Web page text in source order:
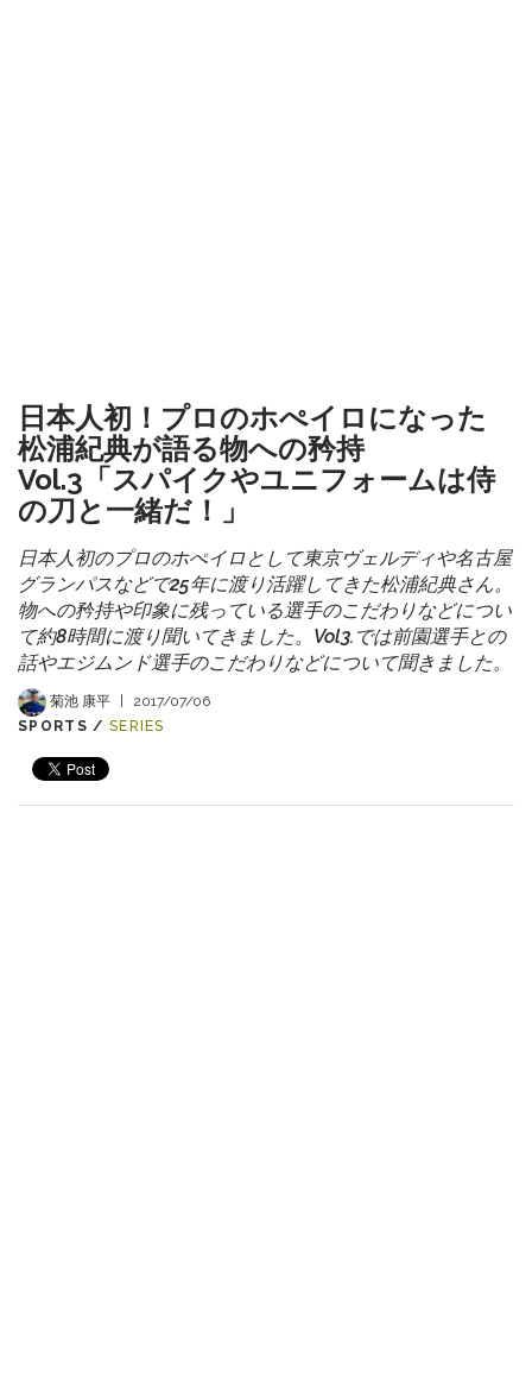
日本人初！プロのホぺイロになった
松浦紀典が語る物への矜持
Vol.3「スパイクやユニフォームは侍
の刀と一緒だ！」
日本人初のプロのホぺイロとして東京ヴェルディや名古屋
グランパスなどで25年に渡り活躍してきた松浦紀典さん。
物への矜持や印象に残っている選手のこだわりなどについ
て約8時間に渡り聞いてきました。Vol3.では前園選手との
話やエジムンド選手のこだわりなどについて聞きました。
菊池 康平
2017/07/06
SPORTS / SERIES